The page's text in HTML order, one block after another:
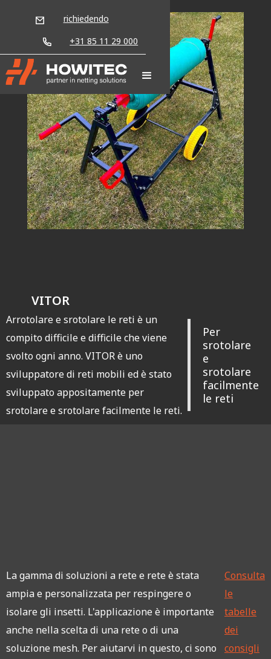
richiedendo
+31 85 11 29 000
VITOR
Arrotolare e srotolare le reti è un
compito difficile e difficile che viene
svolto ogni anno. VITOR è uno
sviluppatore di reti mobili ed è stato
sviluppato appositamente per
srotolare e srotolare facilmente le reti.
Per
srotolare
e
srotolare
facilmente
le reti
La gamma di soluzioni a rete e rete è stata
ampia e personalizzata per respingere o
isolare gli insetti. L'applicazione è importante
anche nella scelta di una rete o di una
soluzione mesh. Per aiutarvi in questo, ci sono
Consulta
le
tabelle
dei
consigli